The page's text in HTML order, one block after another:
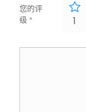
您的评
级 * 1